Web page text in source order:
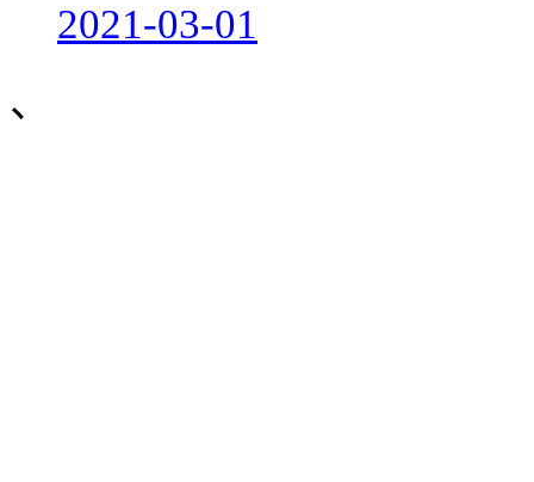
2021-03-01
、